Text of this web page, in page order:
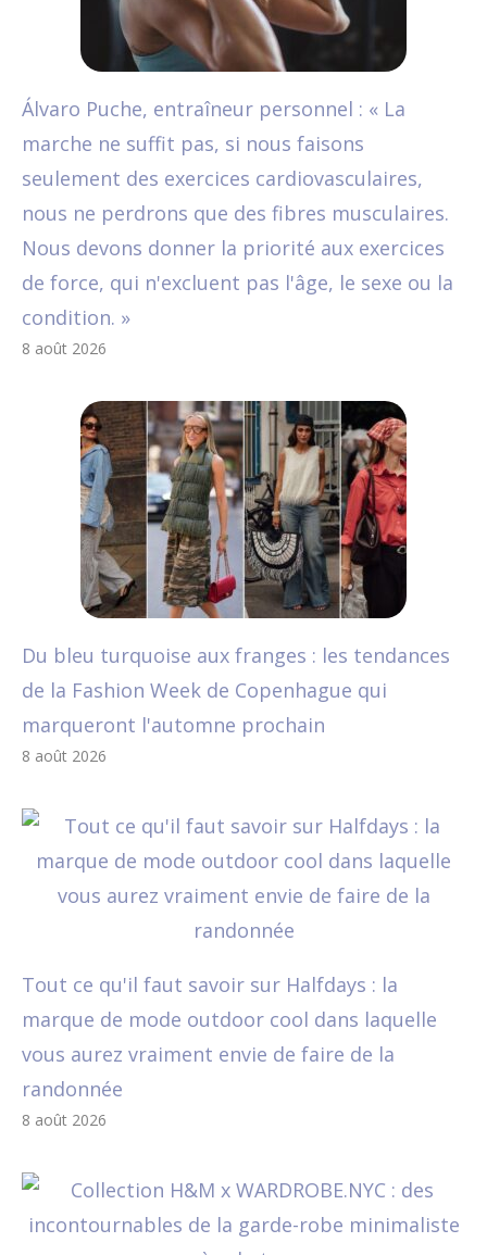
Álvaro Puche, entraîneur personnel : « La
marche ne suffit pas, si nous faisons
seulement des exercices cardiovasculaires,
nous ne perdrons que des fibres musculaires.
Nous devons donner la priorité aux exercices
de force, qui n'excluent pas l'âge, le sexe ou la
condition. »
8 août 2026
Du bleu turquoise aux franges : les tendances
de la Fashion Week de Copenhague qui
marqueront l'automne prochain
8 août 2026
Tout ce qu'il faut savoir sur Halfdays : la
marque de mode outdoor cool dans laquelle
vous aurez vraiment envie de faire de la
randonnée
8 août 2026